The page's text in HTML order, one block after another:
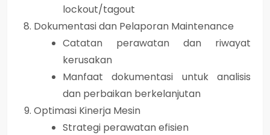
lockout/tagout
Dokumentasi dan Pelaporan Maintenance
Catatan perawatan dan riwayat
kerusakan
Manfaat dokumentasi untuk analisis
dan perbaikan berkelanjutan
Optimasi Kinerja Mesin
Strategi perawatan efisien